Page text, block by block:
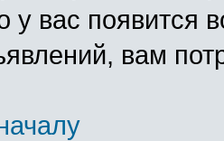
у вас появится
вам